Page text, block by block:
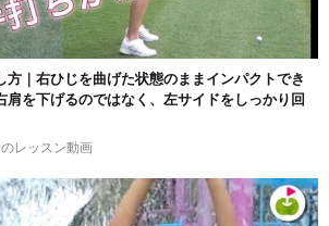
方｜右ひじを曲げた状態のままインパクトでき
肩を下げるのではなく、左サイドをしっかり回
レッスン動画